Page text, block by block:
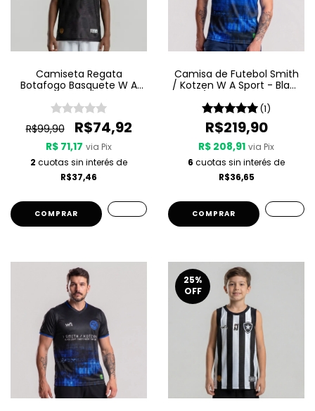
Camiseta Regata
Botafogo Basquete W A
R$99,90 R$74,92
R$ 71,17 via Pix
2 cuotas sin interés de
R$37,46
COMPRAR
Camisa de Futebol Smith
/ Kotzen W A Sport - Black
(1)
R$219,90
R$ 208,91 via Pix
6 cuotas sin interés de
R$36,65
COMPRAR
25%
OFF